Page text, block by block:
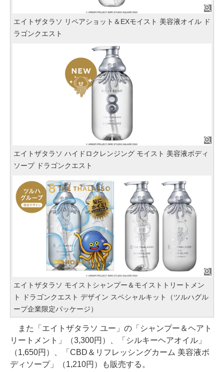
エイトザタラソ リペアショット＆EXモイスト 美容液オイル ド
ラゴンクエスト
エイトザタラソ ハイドロクレンジング モイスト 美容液ボディ
ソープ ドラゴンクエスト
エイトザタラソ モイストシャンプー＆モイストトリートメン
ト ドラゴンクエスト デザイン スペシャルキット（ツルハグル
ープ企業限定パッケージ）
また「エイトザタラソ ユー」の「シャンプー＆ヘアト
リートメント」（3,300円）、「シルキーヘアオイル」
（1,650円）、「CBD＆リフレッシングカーム 美容液ボ
ディソープ」（1,210円）も販売する。